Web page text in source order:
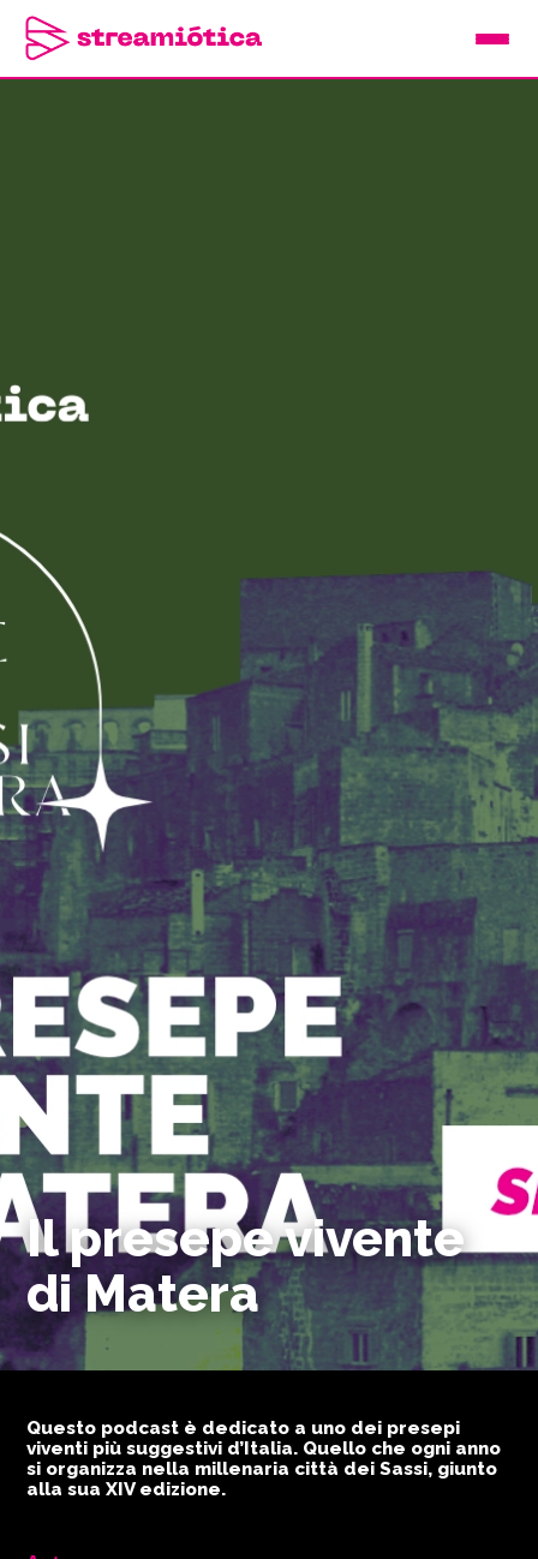
Il presepe vivente
di Matera
Questo podcast è dedicato a uno dei presepi
viventi più suggestivi d’Italia. Quello che ogni anno
si organizza nella millenaria città dei Sassi, giunto
alla sua XIV edizione.